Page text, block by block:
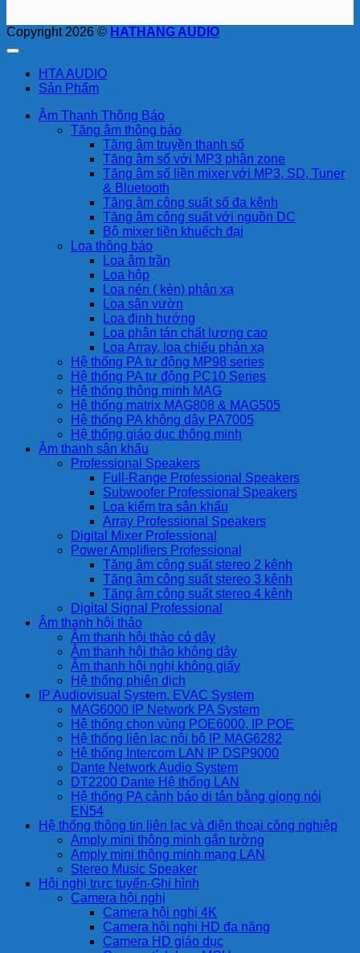
Copyright 2026 © HATHANG AUDIO
HTA AUDIO
Sản Phẩm
Âm Thanh Thông Báo
Tăng âm thông báo
Tăng âm truyền thanh số
Tăng âm số với MP3 phân zone
Tăng âm số liền mixer với MP3, SD, Tuner
& Bluetooth
Tăng âm công suất số đa kênh
Tăng âm công suất với nguồn DC
Bộ mixer tiền khuếch đại
Loa thông báo
Loa âm trần
Loa hộp
Loa nén ( kèn) phản xạ
Loa sân vườn
Loa định hướng
Loa phân tán chất lượng cao
Loa Array, loa chiếu phản xạ
Hệ thống PA tự động MP98 series
Hệ thống PA tự động PC10 Series
Hệ thống thông minh MAG
Hệ thống matrix MAG808 & MAG505
Hệ thống PA không dây PA7005
Hệ thống giáo dục thông minh
Âm thanh sân khấu
Professional Speakers
Full-Range Professional Speakers
Subwoofer Professional Speakers
Loa kiểm tra sân khấu
Array Professional Speakers
Digital Mixer Professional
Power Amplifiers Professional
Tăng âm công suất stereo 2 kênh
Tăng âm công suất stereo 3 kênh
Tăng âm công suất stereo 4 kênh
Digital Signal Professional
Âm thanh hội thảo
Âm thanh hội thảo có dây
Âm thanh hội thảo không dây
Âm thanh hội nghị không giấy
Hệ thống phiên dịch
IP Audiovisual System, EVAC System
MAG6000 IP Network PA System
Hệ thống chọn vùng POE6000, IP POE
Hệ thống liên lạc nội bộ IP MAG6282
Hệ thống Intercom LAN IP DSP9000
Dante Network Audio System
DT2200 Dante Hệ thống LAN
Hệ thống PA cảnh báo di tản bằng giọng nói
EN54
Hệ thống thông tin liên lạc và điện thoại công nghiệp
Amply mini thông minh gắn tường
Amply mini thông minh mạng LAN
Stereo Music Speaker
Hội nghị trực tuyến-Ghi hình
Camera hội nghị
Camera hội nghị 4K
Camera hội nghị HD đa năng
Camera HD giáo dục